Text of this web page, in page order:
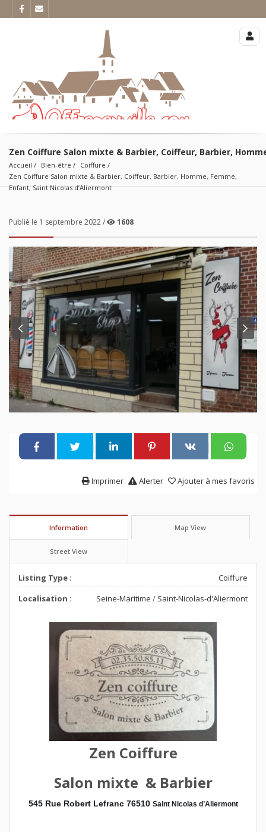
Zen Coiffure Salon mixte & Barbier, Coiffeur, Barbier,
Accueil Bien-être
Coiffure
Zen Coiffure Salon mixte & Barbier, Coiffeur, Barbier, Homme, Femme,
Enfant, Saint Nicolas d’Aliermont
Publié le 1 septembre 2022 / 1608
Ajouter à mes favoris
Alerter
Imprimer
Information Map View
Street View
Listing Type :
Coiffure
Localisation :
Seine-Maritime / Saint-Nicolas-d'Aliermont
Zen Coiffure
Salon mixte & Barbier
545 Rue Robert Lefranc 76510 Saint Nicolas d’Aliermont